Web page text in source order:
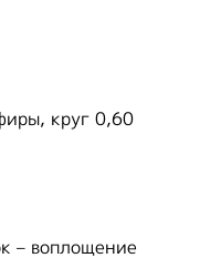
круг 0,60
– воплощение